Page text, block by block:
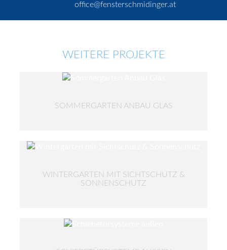
office@fensterschmidinger.at
WEITERE PROJEKTE
SOMMERGARTEN ANBAU GLAS
WINTERGARTEN MIT SICHTSCHUTZ &
SONNENSCHUTZ